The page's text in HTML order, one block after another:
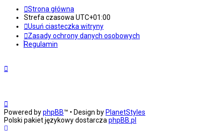
Strona główna
Strefa czasowaUTC+01:00
Usuń ciasteczka witryny
Zasady ochrony danych osobowych
Regulamin
Powered byphpBB™ • Design by PlanetStyles
Polski pakiet językowy dostarczaphpBB.pl